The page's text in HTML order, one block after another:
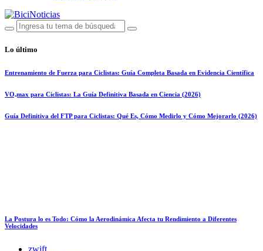
Lo último
Entrenamiento de Fuerza para Ciclistas: Guía Completa Basada en Evidencia Científica
VO₂max para Ciclistas: La Guía Definitiva Basada en Ciencia (2026)
Guía Definitiva del FTP para Ciclistas: Qué Es, Cómo Medirlo y Cómo Mejorarlo (2026)
La Postura lo es Todo: Cómo la Aerodinámica Afecta tu Rendimiento a Diferentes
Velocidades
zwift